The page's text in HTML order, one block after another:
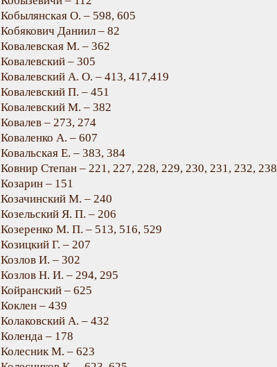
Кобылянская О. – 598, 605
Кобякович Даниил – 82
Ковалевская М. – 362
Ковалевский – 305
Ковалевский А. О. – 413, 417,419
Ковалевский П. – 451
Ковалевский М. – 382
Ковалев – 273, 274
Коваленко А. – 607
Ковальская Е. – 383, 384
Ковнир Степан – 221, 227, 228, 229, 230, 231, 232, 238
Козарин – 151
Козачинский М. – 240
Козельский Я. П. – 206
Козеренко М. П. – 513, 516, 529
Козицкий Г. – 207
Козлов И. – 302
Козлов Н. И. – 294, 295
Койранский – 625
Коклен – 439
Колаковский А. – 432
Коленда – 178
Колесник М. – 623